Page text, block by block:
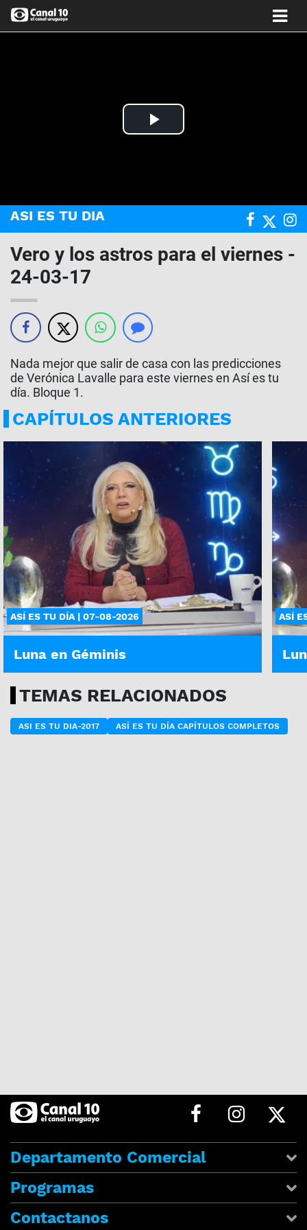
Play
ASI ES TU DIA
Vero y los astros para el viernes -
24-03-17
Nada mejor que salir de casa con las predicciones
de Verónica Lavalle para este viernes en Así es tu
día. Bloque 1.
CAPÍTULOS ANTERIORES
ASÍ ES TU DÍA | 07-08-2026
Luna en Géminis
ASÍ
TEMAS RELACIONADOS
ASI ES TU DIA-2017 ASÍ ES TU DÍA CAPÍTULOS COMPLETOS
Departamento Comercial
Programas
Contactanos